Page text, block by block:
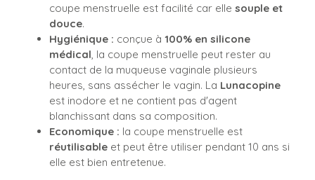
coupe menstruelle est facilité car elle souple et
douce.
Hygiénique : conçue à 100% en silicone
médical , la coupe menstruelle peut rester au
contact de la muqueuse vaginale plusieurs
heures, sans assécher le vagin. La Lunacopine
est inodore et ne contient pas d'agent
blanchissant dans sa composition.
Economique : la coupe menstruelle est
réutilisable et peut être utiliser pendant 10 ans si
elle est bien entretenue.